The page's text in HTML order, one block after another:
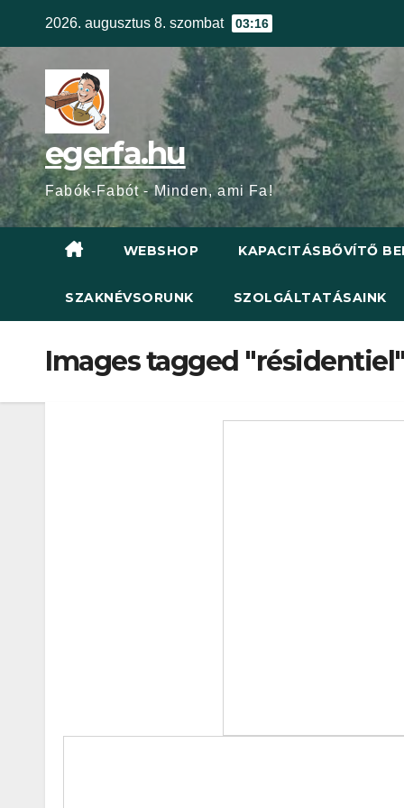
content
2026. augusztus 8. szombat 03:16
egerfa.hu
Fabók-Fabót - Minden, ami Fa!
WEBSHOP KAPACITÁSBŐVÍTŐ
SZAKNÉVSORUNK SZOLGÁLTATÁSAINK
Images tagged